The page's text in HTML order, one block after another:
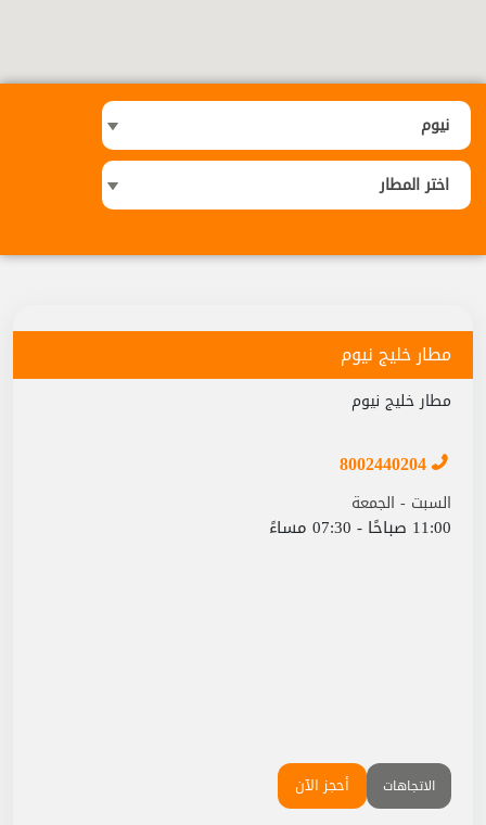
مطار خليج نيوم
مطار خليج نيوم
8002440204
السبت - الجمعة
11:00 صباحًا - 07:30 مساءً
الاتجاهات أحجز الآن